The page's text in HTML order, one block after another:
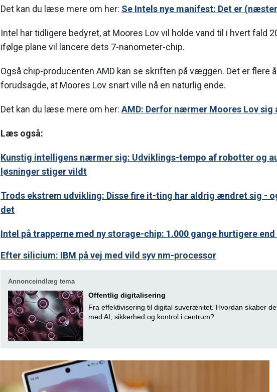
Det kan du læse mere om her: Se Intels nye manifest: Det er
Intel har tidligere bedyret, at Moores Lov vil holde vand til i hvert fald
ifølge plane vil lancere dets 7-nanometer-chip.
Også chip-producenten AMD kan se skriften på væggen. Det er flere
forudsagde, at Moores Lov snart ville nå en naturlig ende.
Det kan du læse mere om her: AMD: Derfor nærmer Moores Lov sig
Læs også:
Kunstig intelligens nærmer sig: Udviklings-tempo af robotter og
løsninger stiger vildt
Trods ekstrem udvikling: Disse fire it-ting har aldrig ændret sig -
det
Intel på trapperne med ny storage-chip: 1.000 gange hurtigere end
Efter silicium: IBM på vej med vild syv nm-processor
Annonceindlæg tema
Offentlig digitalisering
Fra effektivisering til digital suverænitet. Hvordan skaber
med AI, sikkerhed og kontrol i centrum?